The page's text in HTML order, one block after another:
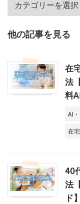
他の記事を見る
在
法
料
AI
在
40
法
ド】